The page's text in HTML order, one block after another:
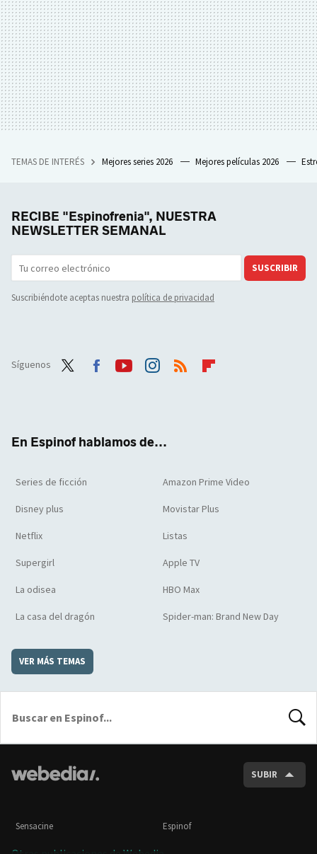
TEMAS DE INTERÉS Mejores series 2026 Mejores películas 2026
RECIBE "Espinofrenia", NUESTRA
NEWSLETTER SEMANAL
SUSCRIBIR
Suscribiéndote aceptas nuestra política de privacidad
Síguenos
En Espinof hablamos de...
Series de ficción Amazon Prime Video
Disney plus Movistar Plus
Netflix Listas
Supergirl Apple TV
La odisea HBO Max
La casa del dragón Spider-man: Brand New Day
VER MÁS TEMAS
SUBIR
Sensacine Espinof